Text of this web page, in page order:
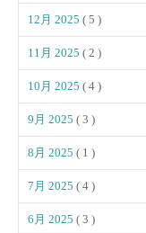
12月 2025 ( 5 )
11月 2025 ( 2 )
10月 2025 ( 4 )
9月 2025 ( 3 )
8月 2025 ( 1 )
7月 2025 ( 4 )
6月 2025 ( 3 )